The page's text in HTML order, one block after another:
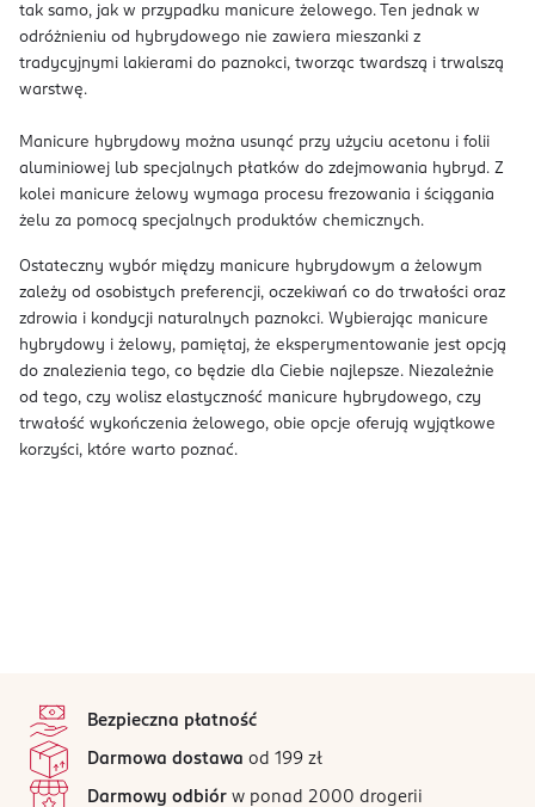
tak samo, jak w przypadku manicure żelowego. Ten jednak w
odróżnieniu od hybrydowego nie zawiera mieszanki z
tradycyjnymi lakierami do paznokci, tworząc twardszą i trwalszą
warstwę.
Manicure hybrydowy można usunąć przy użyciu acetonu i folii
aluminiowej lub specjalnych płatków do zdejmowania hybryd. Z
kolei manicure żelowy wymaga procesu frezowania i ściągania
żelu za pomocą specjalnych produktów chemicznych.
Ostateczny wybór między manicure hybrydowym a żelowym
zależy od osobistych preferencji, oczekiwań co do trwałości oraz
zdrowia i kondycji naturalnych paznokci. Wybierając manicure
hybrydowy i żelowy, pamiętaj, że eksperymentowanie jest opcją
do znalezienia tego, co będzie dla Ciebie najlepsze. Niezależnie
od tego, czy wolisz elastyczność manicure hybrydowego, czy
trwałość wykończenia żelowego, obie opcje oferują wyjątkowe
korzyści, które warto poznać.
Bezpieczna płatność
Darmowa dostawa od 199 zł
Darmowy odbiór w ponad 2000 drogerii